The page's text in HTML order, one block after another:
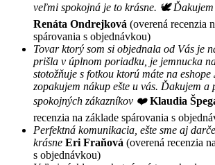
veľmi spokojná je to krásne. 🕊 Ďakujem
Renáta Ondrejková (overená recenzia
spárovania s objednávkou)
Tovar ktorý som si objednala od Vás je
prišla v úplnom poriadku, je jemnucka
stotožňuje s fotkou ktorú máte na
zopakujem nákup ešte u vás. Ďakujem a
spokojných zákazníkov ❤️ Klaudia
recenzia na základe spárovania s
Perfektná komunikacia, ešte sme aj
krásne Eri Fraňová (overená recenzia
s objednávkou)